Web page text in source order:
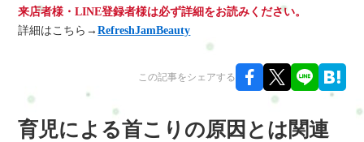
来店者様・LINE登録者様は必ず詳細をお読みください。
詳細はこちら→RefreshJamBeauty
この記事をシェアする
育児による首こりの原因とは関連